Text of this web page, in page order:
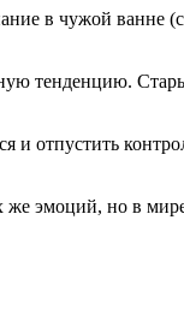
в чужой ванне
тенденцию.
и отпустить
эмоций, но в